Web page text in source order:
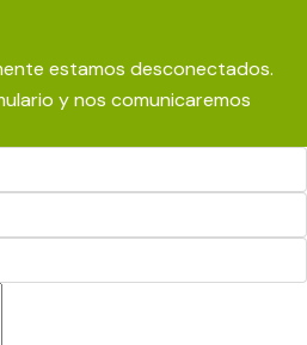
estamos desconectados.
y nos comunicaremos